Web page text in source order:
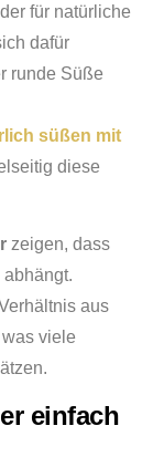
für natürliche
dafür
runde Süße
süßen mit
diese
zeigen, dass
aus
viele
einfach